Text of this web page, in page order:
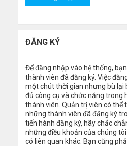
ĐĂNG KÝ
Để đăng nhập vào hệ thống,
thành viên đã đăng ký. Việc
một chút thời gian nhưng bù lại
đủ công cụ và chức năng trong
thành viên. Quản trị viên có thể
những thành viên đã đăng ký
tiến hành đăng ký, hãy chắc
những điều khoản của chúng
có liên quan khác. Bạn cũng